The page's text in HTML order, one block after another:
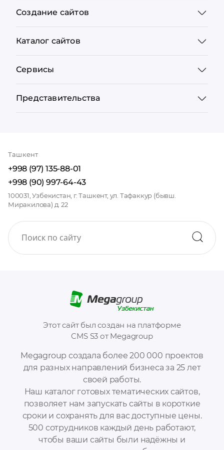
Megagroup создала более 200 000 проектов
для разных направлений бизнеса за 25 лет
своей работы.
Наш каталог готовых тематических сайтов,
позволяет нам запускать сайты в короткие
сроки и сохранять для вас доступные цены.
500 сотрудников каждый день работают,
чтобы ваши сайты были надёжны и
Этот сайт был создан на платформе
CMS S3 от Megagroup
Создание сайтов
Каталог сайтов
Сервисы
Представительства
Ташкент
+998 (97) 135-88-01
+998 (90) 997-64-43
100031, Узбекистан, г. Ташкент, ул. Тафаккур (бывш.
Миракилова) д. 22